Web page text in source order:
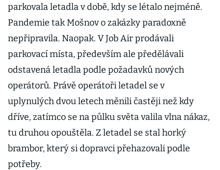
parkovala letadla v době, kdy se létalo nejméně.
Pandemie tak Mošnov o zakázky paradoxně
nepřipravila. Naopak. V Job Air prodávali
parkovací místa, především ale předělávali
odstavená letadla podle požadavků nových
operátorů. Právě operátoři letadel se v
uplynulých dvou letech měnili častěji než kdy
dříve, zatímco se na půlku světa valila vlna nákaz,
tu druhou opouštěla. Z letadel se stal horký
brambor, který si dopravci přehazovali podle
potřeby.